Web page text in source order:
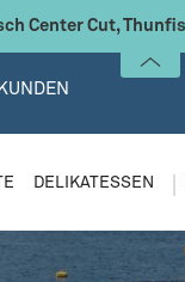
Center Cut,
DELIKATESSEN